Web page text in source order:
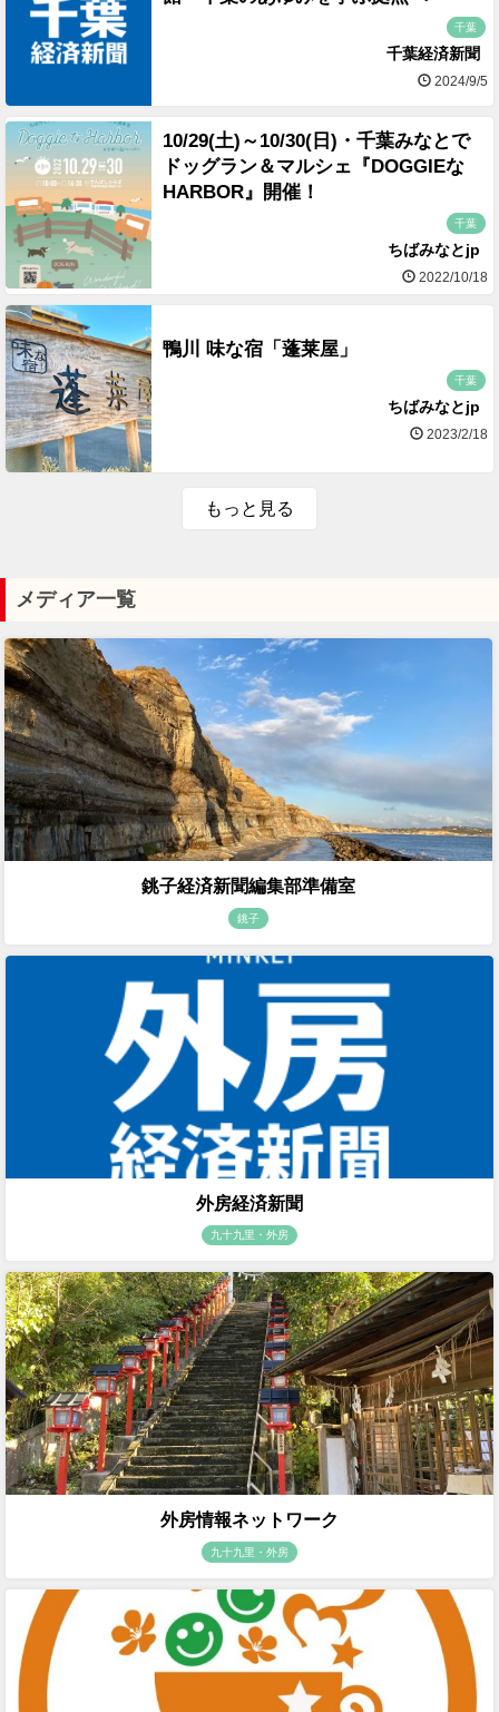
千葉
千葉経済新聞
2024/9/5
10/29(土)～10/30(日)・千葉みなとで
ドッグラン＆マルシェ『DOGGIEな
HARBOR』開催！
千葉
ちばみなとjp
2022/10/18
鴨川 味な宿「蓬莱屋」
千葉
ちばみなとjp
2023/2/18
もっと見る
メディア一覧
銚子経済新聞編集部準備室
銚子
外房経済新聞
九十九里・外房
外房情報ネットワーク
九十九里・外房